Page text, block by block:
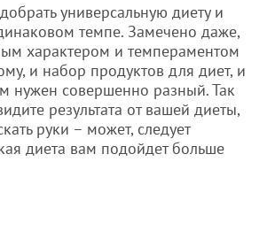
универсальную диету и
темпе. Замечено даже,
характером и темпераментом
и набор продуктов для диет, и
нужен совершенно разный. Так
результата от вашей диеты,
руки – может, следует
диета вам подойдет больше